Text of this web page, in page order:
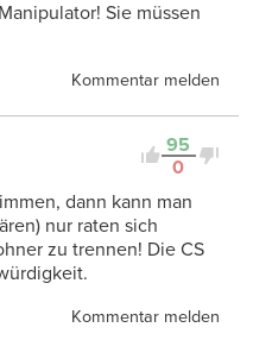
Sie müssen
Kommentar melden
95
0
dann kann man
nur raten sich
zu trennen! Die CS
Kommentar melden